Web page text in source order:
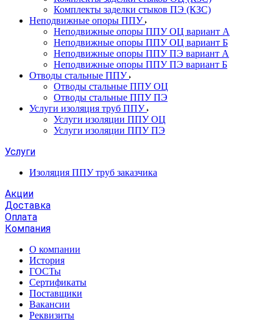
Комплекты заделки стыков ПЭ (КЗС)
Неподвижные опоры ППУ
Неподвижные опоры ППУ ОЦ вариант А
Неподвижные опоры ППУ ОЦ вариант Б
Неподвижные опоры ППУ ПЭ вариант А
Неподвижные опоры ППУ ПЭ вариант Б
Отводы стальные ППУ
Отводы стальные ППУ ОЦ
Отводы стальные ППУ ПЭ
Услуги изоляция труб ППУ
Услуги изоляции ППУ ОЦ
Услуги изоляции ППУ ПЭ
Услуги
Изоляция ППУ труб заказчика
Акции
Доставка
Оплата
Компания
О компании
История
ГОСТы
Сертификаты
Поставщики
Вакансии
Реквизиты